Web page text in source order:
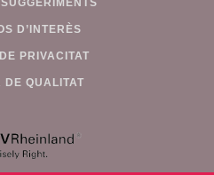
D’INTERÈS
PRIVACITAT
DE QUALITAT